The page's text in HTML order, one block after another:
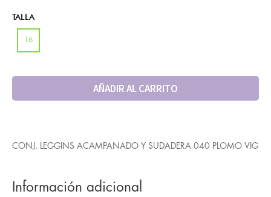
TALLA
16
AÑADIR AL CARRITO
CONJ. LEGGINS ACAMPANADO Y SUDADERA 040 PLOMO VIG
Información adicional